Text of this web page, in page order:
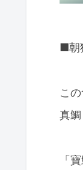
■朝
こ
真
「